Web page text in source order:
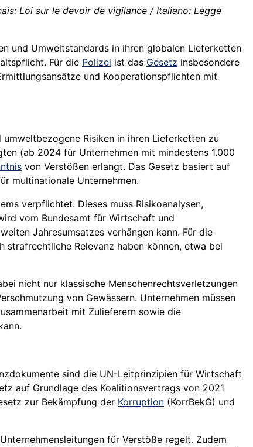
Loi sur le devoir de vigilance / Italiano: Legge
und Umweltstandards in ihren globalen Lieferketten
Für die Polizei ist das Gesetz insbesondere
und Kooperationspflichten mit
Risiken in ihren Lieferketten zu
(ab 2024 für Unternehmen mit mindestens 1.000
von Verstößen erlangt. Das Gesetz basiert auf
multinationale Unternehmen.
verpflichtet. Dieses muss Risikoanalysen,
vom Bundesamt für Wirtschaft und
Jahresumsatzes verhängen kann. Für die
Relevanz haben können, etwa bei
nicht nur klassische Menschenrechtsverletzungen
von Gewässern. Unternehmen müssen
mit Zulieferern sowie die
sind die UN-Leitprinzipien für Wirtschaft
auf Grundlage des Koalitionsvertrags von 2021
zur Bekämpfung der Korruption (KorrBekG) und
für Verstöße regelt. Zudem